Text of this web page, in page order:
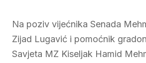
Na poziv vijećnika Senada
Zijad Lugavić i pomoćnik
Savjeta MZ Kiseljak Hamid